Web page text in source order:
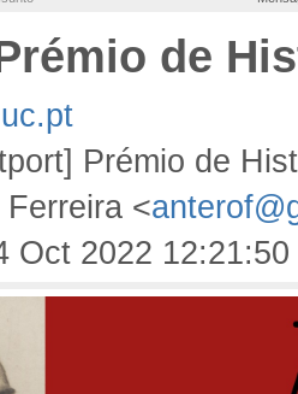
de
Prémio de
<
Oct 2022 12:21:50